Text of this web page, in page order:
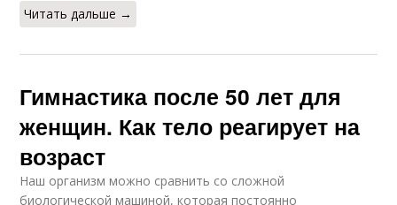
Читать дальше →
Гимнастика после 50 лет для
женщин. Как тело реагирует на
возраст
Наш организм можно сравнить со сложной
биологической машиной, которая постоянно